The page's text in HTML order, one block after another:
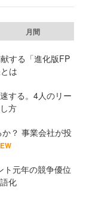
月間
する「進化版FP
は
する。4人のリー
方
？ 事業会社が投
ト元年の競争優位
化